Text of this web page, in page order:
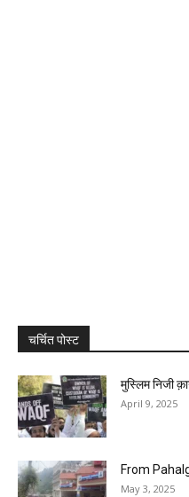
चर्चित पोस्ट
मुस्लिम निजी
April 9, 2025
From
May 3, 2025